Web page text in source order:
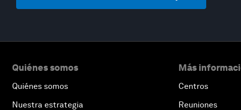
Quiénes somos
Quiénes somos
Nuestra estrategia
Más
Centros
Reuniones